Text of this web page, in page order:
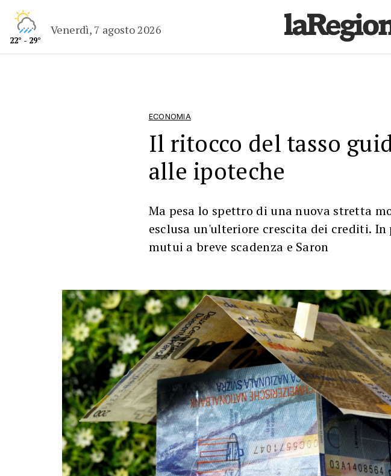
22° - 29°
Venerdì, 7 agosto 2026
ECONOMIA
Il ritocco del tasso
alle ipoteche
Ma pesa lo spettro di una nuova stretta
esclusa un'ulteriore crescita dei crediti.
mutui a breve scadenza e Saron